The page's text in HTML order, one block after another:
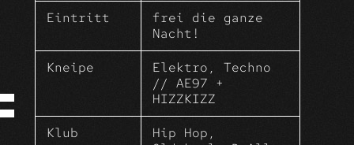
Eintritt
frei die ganze
Nacht!
Kneipe
Elektro, Techno
// AE97 +
HIZZKIZZ
Klub
Hip Hop,